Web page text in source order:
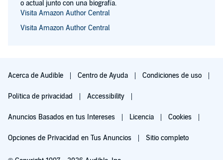
o actual junto con una biografía.
Visita Amazon Author Central
Visita Amazon Author Central
Acerca de Audible Centro de Ayuda Condiciones de uso
Política de privacidad Accessibility
Anuncios Basados en tus Intereses Licencia Cookies
Opciones de Privacidad en Tus Anuncios Sitio completo